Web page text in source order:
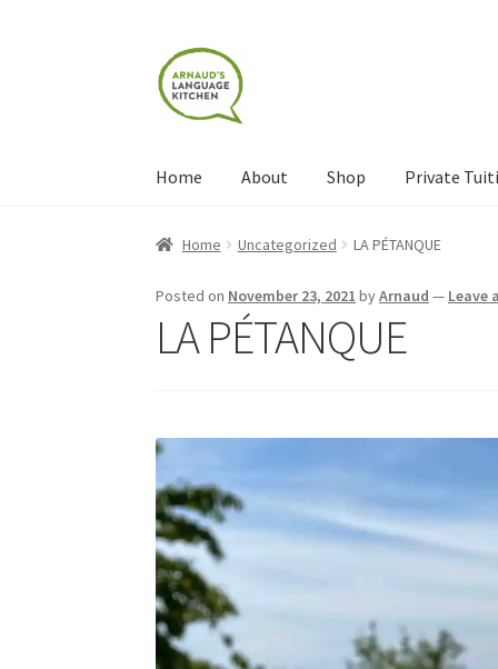
Skip
to
navigation
Skip
to
content
Home About Shop Private
Home About Blog Cart CheckoutContact
ShopTerms and ConditionsCategories
Home Uncategorized LA PÉTANQUE
Posted on November 23, 2021 byArnaud — Leave
LA PÉTANQUE